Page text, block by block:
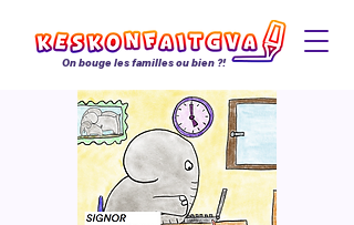
On bouge les familles ou bien ?!